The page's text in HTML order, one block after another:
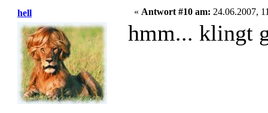
hell
« Antwort #10 am: 24.06.2007,
hmm... klingt